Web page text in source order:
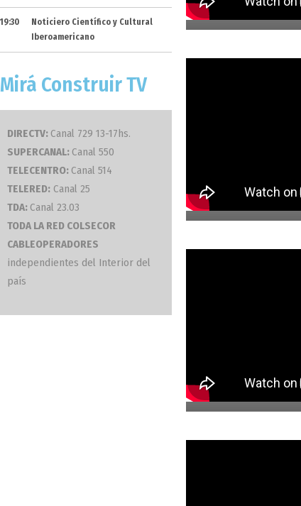
19:30
Noticiero Científico y Cultural
Iberoamericano
Mirá Construir TV
DIRECTV: Canal 729 13-17hs.
SUPERCANAL: Canal 550
TELECENTRO: Canal 514
TELERED: Canal 25
TDA: Canal 23.03
TODA LA RED COLSECOR
CABLEOPERADORES
independientes del Interior del
país
09. Casa
07. Casa